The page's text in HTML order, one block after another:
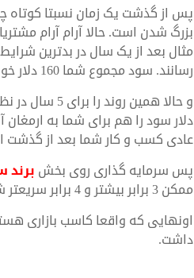
پس از گذشت یک زمان نسبتا کوتاه
بزرگ شدن است. حالا آرام آرام
رسانند. سود مجموع شما 160 دلار خواهد بود. یعنی بیش از یک و نیم برابر حالت قبلی برای سال اول.
عادی کسب و کار شما بعد از گذشت این دوره زمانی
پس سرمایه گذاری روی بخشبرند
ممکن 3 برابر بیشتر و 4 برابر سریعتر شما و دارایی های شما را رشد خواهد داد.
اونهایی که واقعا کاسب بازاری
داشت.